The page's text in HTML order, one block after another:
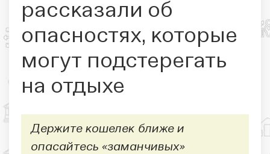
рассказали об
опасностях, которые
могут подстерегать
на отдыхе
Держите кошелек ближе и
опасайтесь «заманчивых»